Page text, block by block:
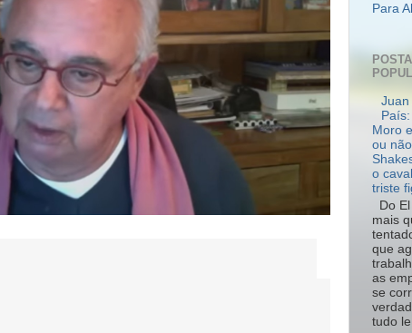
Para
Juan
Moro
ou
o
triste
Do
mais
que
as
se
tudo